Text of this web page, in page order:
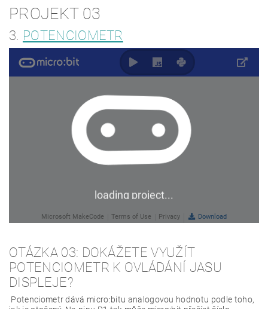
PROJEKT 03
3. POTENCIOMETR
OTÁZKA 03: DOKÁŽETE VYUŽÍT
POTENCIOMETR K OVLÁDÁNÍ JASU
DISPLEJE?
Potenciometr dává micro:bitu analogovou hodnotu podle toho,